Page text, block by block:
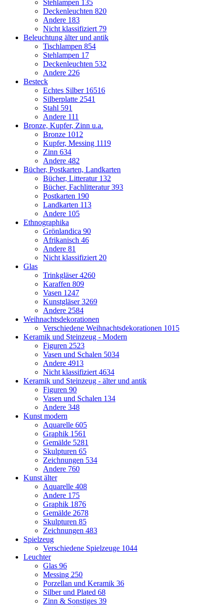
Stehlampen 135
Deckenleuchten 820
Andere 183
Nicht klassifiziert 79
Beleuchtung älter und antik
Tischlampen 854
Stehlampen 17
Deckenleuchten 532
Andere 226
Besteck
Echtes Silber 16516
Silberplatte 2541
Stahl 591
Andere 111
Bronze, Kupfer, Zinn u.a.
Bronze 1012
Kupfer, Messing 1119
Zinn 634
Andere 482
Bücher, Postkarten, Landkarten
Bücher, Litteratur 132
Bücher, Fachlitteratur393
Postkarten 190
Landkarten 113
Andere 105
Ethnographika
Grönlandica 90
Afrikanisch 46
Andere 81
Nicht klassifiziert 20
Glas
Trinkgläser4260
Karaffen 809
Vasen 1247
Kunstgläser3269
Andere 2584
Weihnachtsdekorationen
Verschiedene Weihnachtsdekorationen 1015
Keramik und Steinzeug - Modern
Figuren 2523
Vasen und Schalen 5034
Andere 4913
Nicht klassifiziert 4634
Keramik und Steinzeug - älter und antik
Figuren 90
Vasen und Schalen 134
Andere 348
Kunst modern
Aquarelle 605
Graphik 1561
Gemälde 5281
Skulpturen 65
Zeichnungen 534
Andere 760
Kunst älter
Aquarelle 408
Andere 175
Graphik 1876
Gemälde 2678
Skulpturen 85
Zeichnungen 483
Spielzeug
Verschiedene Spielzeuge 1044
Leuchter
Glas 96
Messing 250
Porzellan und Keramik 36
Silber und Plated 68
Zinn & Sonstiges 39